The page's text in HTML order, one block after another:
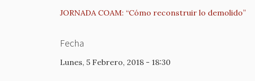
JORNADA COAM: “Cómo reconstruir lo demolido”
Fecha
Lunes, 5 Febrero, 2018 - 18:30